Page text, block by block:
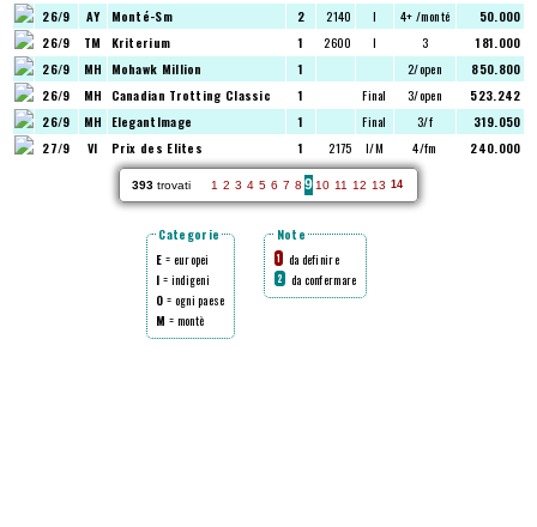
26/9
AY Monté-Sm 2 2140 I 4+ /monté
50.000
26/9
TM Kriterium 1 2600 I 3
181.000
26/9
MH Mohawk Million 1 2/open
850.800
26/9
MH Canadian Trotting Classic 1 Final 3/open
523.242
26/9
MH ElegantImage 1 Final 3/f
319.050
27/9
VI Prix des Elites 1 2175 I/M 4/fm 240.000
393 trovati 1 2 3 4 5 6 7 8 9 10 11 12 13 14
Categorie
E = europei
I = indigeni
O = ogni paese
M = montè
Note
1 da definire
2 da confermare